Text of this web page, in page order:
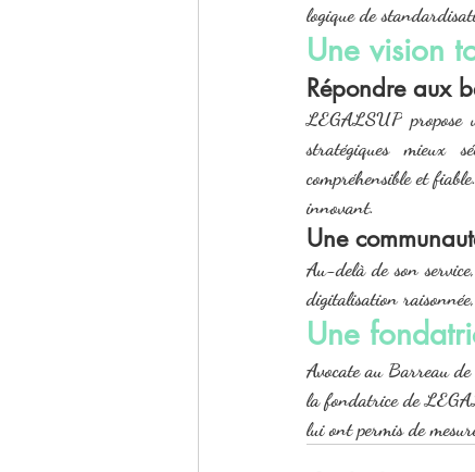
logique de
Une vision
Répondre aux
LEGALSUP propose
stratégiques mieux
compréhensible et
innovant.
Une
Au-delà de son
digitalisation
Une
Avocate au Barreau
la fondatrice de
lui ont permis de